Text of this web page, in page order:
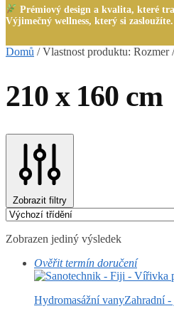
Prémiový design a kvalita, které
Výjimečný wellness, který si
Domů /Vlastnost produktu: Rozmer
210 x 160 cm
Zobrazit filtry
Zobrazen jediný výsledek
Ověřit termín doručení
Hydromasážní vanyZahradní -